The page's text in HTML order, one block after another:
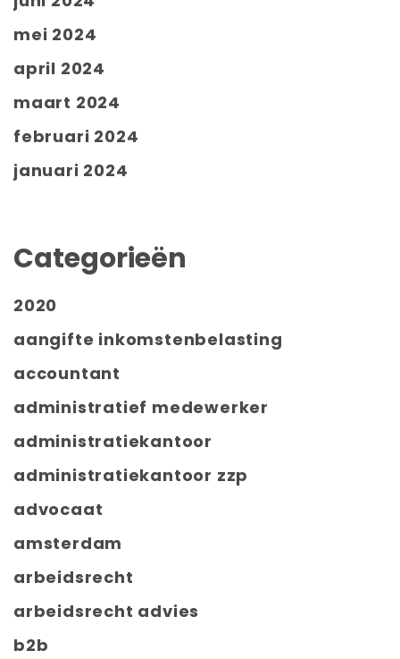
mei 2024
april 2024
maart 2024
februari 2024
januari 2024
Categorieën
2020
aangifte inkomstenbelasting
accountant
administratief medewerker
administratiekantoor
administratiekantoor zzp
advocaat
amsterdam
arbeidsrecht
arbeidsrecht advies
b2b